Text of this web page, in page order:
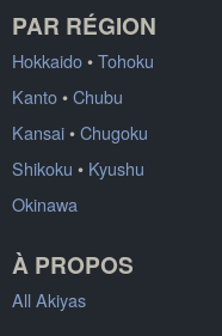
PAR RÉGION
Hokkaido•Tohoku
Kanto•Chubu
Kansai•Chugoku
Shikoku • Kyushu
Okinawa
À PROPOS
All Akiyas